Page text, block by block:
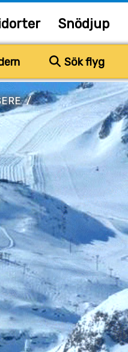
Snödjup
Sök flyg
/